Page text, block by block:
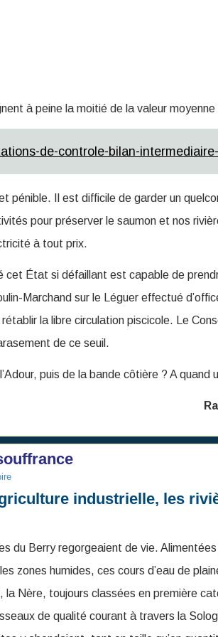
à peine la moitié de la valeur
de-controle-bilan-
pénible. Il est difficile de garder un
pour préserver le saumon et nos
à tout prix.
cet État si défaillant est capable de
Marchand sur le Léguer effectué
la libre circulation piscicole. Le
de ce seuil.
puis de la bande côtière ? A quand
industrielle, les
du Berry regorgeaient de vie.
zones humides, ces cours d’eau de
Nère, toujours classées en première
de qualité courant à travers la